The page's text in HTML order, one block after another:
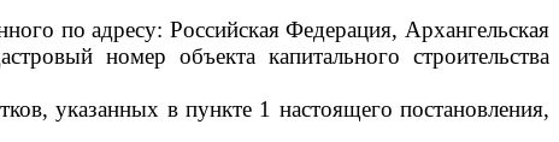
по адресу: Российская Федерация, Архангельская
номер объекта капитального строительства
указанных в пункте 1 настоящего постановления,